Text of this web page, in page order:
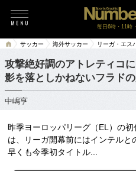
毎日6時・11時
サッカー 海外サッカー リーガ・エス
攻撃絶好調のアトレティコに
影を落としかねないフラドの
中嶋亨
昨季ヨーロッパリーグ（EL）の
は、リーガ開幕前にはインテルと
早くも今季初タイトル...